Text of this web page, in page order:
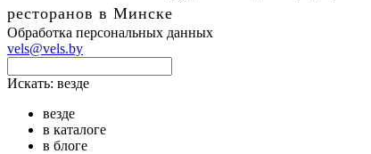
ресторанов в Минске
Обработка персональных данных
vels@vels.by
Искать: везде
везде
в каталоге
в блоге